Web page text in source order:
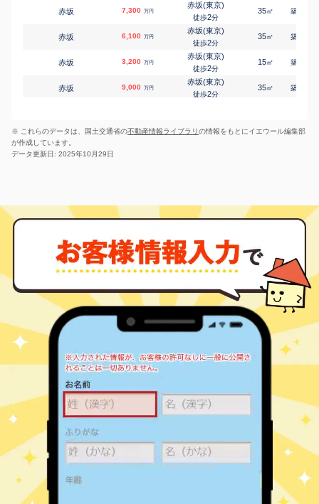
赤坂 7,300 万円
赤坂(東京)
徒歩2分
35㎡ 築
赤坂 6,100 万円
赤坂(東京)
徒歩2分
35㎡ 築
赤坂 3,200 万円
赤坂(東京)
徒歩2分
15㎡ 築
赤坂 9,000 万円
赤坂(東京)
徒歩2分
35㎡ 築
赤坂
赤坂(東京)
赤坂
赤坂(東京)
徒歩4分
㎡ 築 年
赤坂 23,000 万円
徒歩 分
赤坂 18,000
赤坂(東京)
徒歩4分
55 ㎡ 12
赤坂 5,000 万円
徒歩
40㎡ 築 47
赤坂 26,000
徒歩 5分
70
赤坂 築40
赤坂 12,000 万円
赤坂(東京)
赤坂 15,000 万円
徒歩 7
㎡
赤坂 800
赤坂見附
㎡ 49年
赤坂 7,000
青山一丁目
徒歩
築47
青山一丁目
70 23
築
※ これらのデータは、国土交通省の不動産情報ライブラリの情報をもとにイエウール編集部
が作成しています。
データ更新日: 2025年10月29日